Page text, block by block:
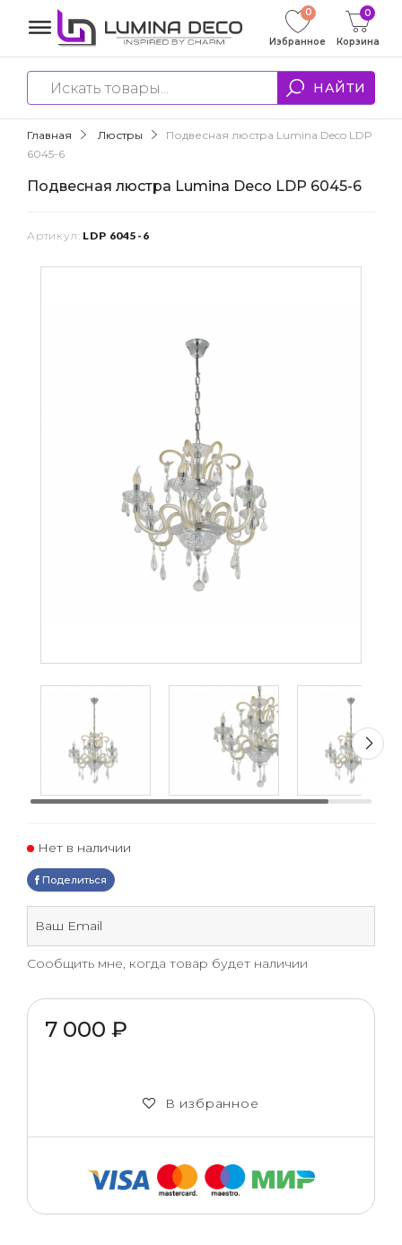
НАЙТИ
0
Избранное Корзина
0
Главная Люстры
Подвесная люстра Lumina Deco LDP
6045-6
Подвесная люстра Lumina Deco LDP 6045-6
Артикул: LDP 6045-6
Нет в наличии
Поделиться
Сообщить мне, когда товар будет наличии
7 000 ₽
В избранное